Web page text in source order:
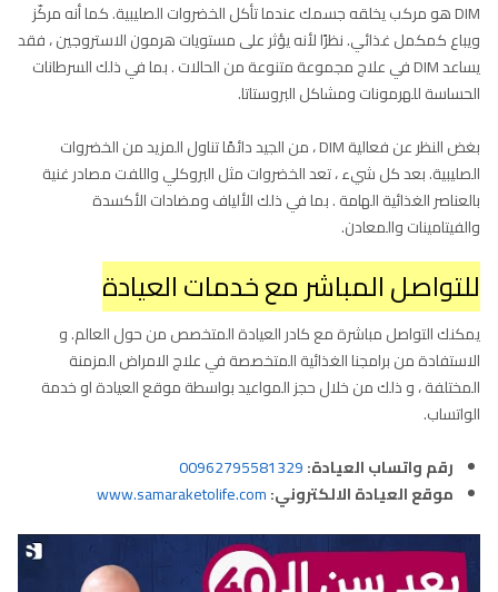
DIM هو مركب يخلقه جسمك عندما تأكل الخضروات الصليبية. كما أنه مركّز
ويباع كمكمل غذائي. نظرًا لأنه يؤثر على مستويات هرمون الاستروجين ، فقد
يساعد DIM في علاج مجموعة متنوعة من الحالات . بما في ذلك السرطانات
الحساسة للهرمونات ومشاكل البروستاتا.
بغض النظر عن فعالية DIM ، من الجيد دائمًا تناول المزيد من الخضروات
الصليبية. بعد كل شيء ، تعد الخضروات مثل البروكلي واللفت مصادر غنية
بالعناصر الغذائية الهامة . بما في ذلك الألياف ومضادات الأكسدة
والفيتامينات والمعادن.
للتواصل المباشر مع خدمات العيادة
يمكنك التواصل مباشرة مع كادر العيادة المتخصص من حول العالم. و
الاستفادة من برامجنا الغذائية المتخصصة في علاج الامراض المزمنة
المختلفة ، و ذلك من خلال حجز المواعيد بواسطة موقع العيادة او خدمة
الواتساب.
رقم واتساب العيادة:00962795581329
موقع العيادة الالكتروني:www.samaraketolife.com